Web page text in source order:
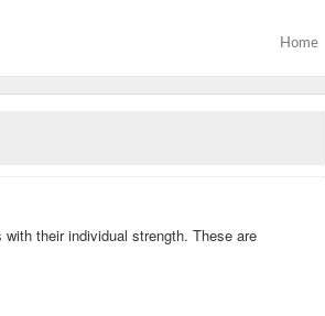
Home
their individual strength. These are